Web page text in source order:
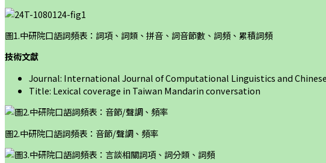
圖1.中研院口語詞頻表：詞項、詞類、拼音、詞音節數、詞頻、累積詞頻
技術文獻
Journal: International Journal of Computational Linguistics and Chinese
Title: Lexical coverage in Taiwan Mandarin conversation
圖2.中研院口語詞頻表：音節/聲調、頻率